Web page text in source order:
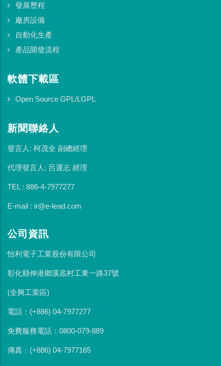
發展歷程
廠房設備
自動化生產
產品開發流程
軟體下載區
Open Source GPL/LGPL
新聞聯絡人
發言人: 柯茂全 副總經理
代理發言人: 呂運志 經理
TEL : 886-4-7977277
E-mail : ir@e-lead.com
公司資訊
怡利電子工業股份有限公司
彰化縣伸港鄉溪底村工東一路37號
(全興工業區)
電話：(+886) 04-7977277
免費服務電話：0800-079-889
傳真：(+886) 04-7977165